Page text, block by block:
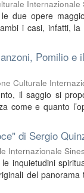
Internazionale
due opere
i casi, infatti,
Pomilio e
Culturale
il saggio si
come e quanto
di Sergio
Internazionale
inquietudini
del